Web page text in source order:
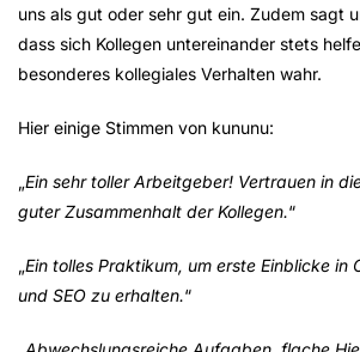
uns als gut oder sehr gut ein. Zudem sagt
dass sich Kollegen untereinander stets
besonderes kollegiales Verhalten wahr.
Hier einige Stimmen von kununu:
„Ein sehr toller Arbeitgeber! Vertrauen in
guter Zusammenhalt der Kollegen.“
„Ein tolles Praktikum, um erste Einblicke in
und SEO zu erhalten.“